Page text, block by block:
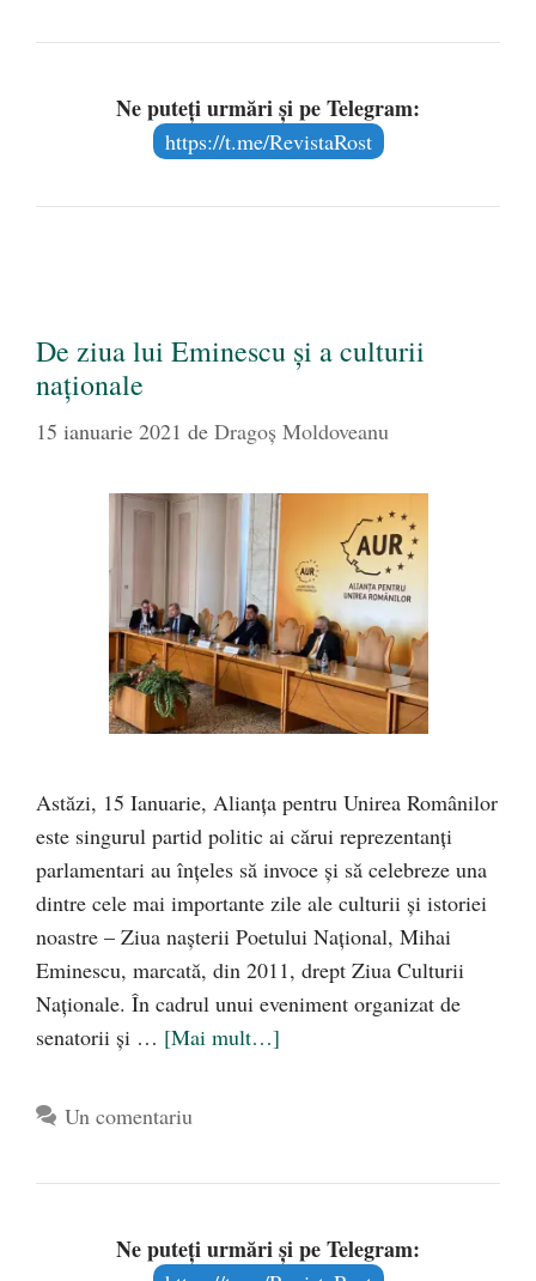
Ne puteți urmări și pe Telegram:
https://t.me/RevistaRost
De ziua lui Eminescu și a culturii
naționale
15 ianuarie 2021 de Dragoş Moldoveanu
Astăzi, 15 Ianuarie, Alianța pentru Unirea Românilor
este singurul partid politic ai cărui reprezentanți
parlamentari au înțeles să invoce și să celebreze una
dintre cele mai importante zile ale culturii și istoriei
noastre – Ziua nașterii Poetului Național, Mihai
Eminescu, marcată, din 2011, drept Ziua Culturii
Naționale. În cadrul unui eveniment organizat de
senatorii și … [Mai mult…]
Un comentariu
Ne puteți urmări și pe Telegram: